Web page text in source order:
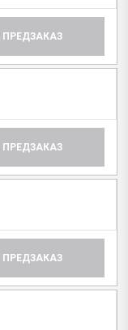
ПРЕДЗАКАЗ
ПРЕДЗАКАЗ
ПРЕДЗАКАЗ